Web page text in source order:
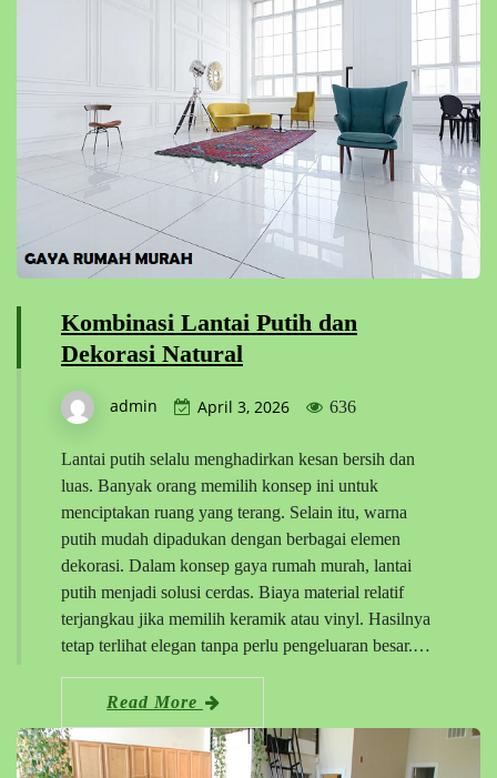
Kombinasi Lantai Putih dan
Dekorasi Natural
admin April 3, 2026 636
Lantai putih selalu menghadirkan kesan bersih dan
luas. Banyak orang memilih konsep ini untuk
menciptakan ruang yang terang. Selain itu, warna
putih mudah dipadukan dengan berbagai elemen
dekorasi. Dalam konsep gaya rumah murah, lantai
putih menjadi solusi cerdas. Biaya material relatif
terjangkau jika memilih keramik atau vinyl. Hasilnya
tetap terlihat elegan tanpa perlu pengeluaran besar.…
Read More